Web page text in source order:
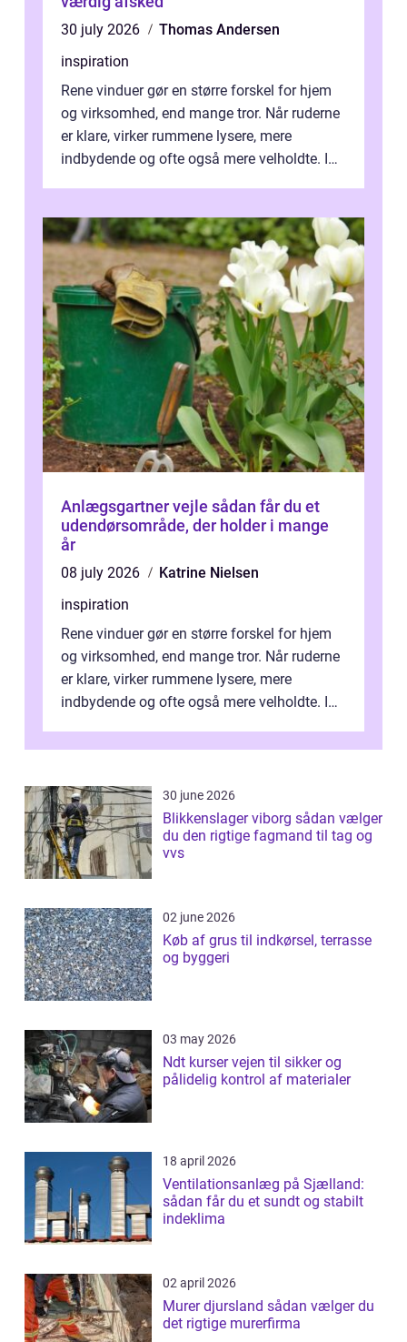
30 july 2026
Thomas Andersen
inspiration
Rene vinduer gør en større forskel for hjem
og virksomhed, end mange tror. Når ruderne
er klare, virker rummene lysere, mere
indbydende og ofte også mere velholdte. I
Anlægsgartner vejle sådan får du et
udendørsområde, der holder i mange
år
08 july 2026
Katrine Nielsen
inspiration
Rene vinduer gør en større forskel for hjem
og virksomhed, end mange tror. Når ruderne
er klare, virker rummene lysere, mere
indbydende og ofte også mere velholdte. I
30 june 2026
Blikkenslager viborg sådan vælger
du den rigtige fagmand til tag og
vvs
02 june 2026
Køb af grus til indkørsel, terrasse
og byggeri
03 may 2026
Ndt kurser vejen til sikker og
pålidelig kontrol af materialer
18 april 2026
Ventilationsanlæg på Sjælland:
sådan får du et sundt og stabilt
indeklima
02 april 2026
Murer djursland sådan vælger du
det rigtige murerfirma